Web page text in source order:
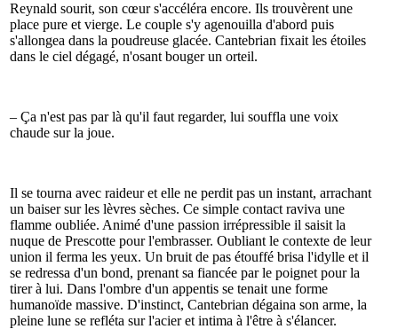
Reynald sourit, son cœur s'accéléra encore. Ils trouvèrent une
place pure et vierge. Le couple s'y agenouilla d'abord puis
s'allongea dans la poudreuse glacée. Cantebrian fixait les étoiles
dans le ciel dégagé, n'osant bouger un orteil.
– Ça n'est pas par là qu'il faut regarder, lui souffla une voix
chaude sur la joue.
Il se tourna avec raideur et elle ne perdit pas un instant, arrachant
un baiser sur les lèvres sèches. Ce simple contact raviva une
flamme oubliée. Animé d'une passion irrépressible il saisit la
nuque de Prescotte pour l'embrasser. Oubliant le contexte de leur
union il ferma les yeux. Un bruit de pas étouffé brisa l'idylle et il
se redressa d'un bond, prenant sa fiancée par le poignet pour la
tirer à lui. Dans l'ombre d'un appentis se tenait une forme
humanoïde massive. D'instinct, Cantebrian dégaina son arme, la
pleine lune se refléta sur l'acier et intima à l'être à s'élancer.